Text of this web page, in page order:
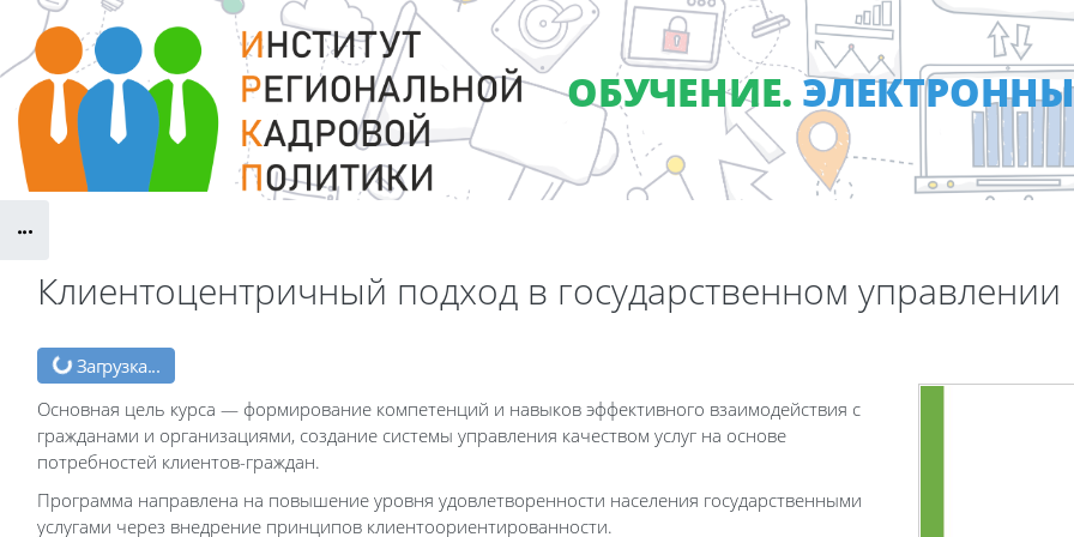
Перейти к основному содержанию
ОБУЧЕНИЕ.
Клиентоцентричный подход в государственном управлении
Блоки
Загрузка...
Основная цель курса — формирование компетенций и навыков эффективного взаимодействия с
гражданами и организациями, создание системы управления качеством услуг на основе
потребностей клиентов-граждан.
Программа направлена на повышение уровня удовлетворенности населения государственными
услугами через внедрение принципов клиентоориентированности.